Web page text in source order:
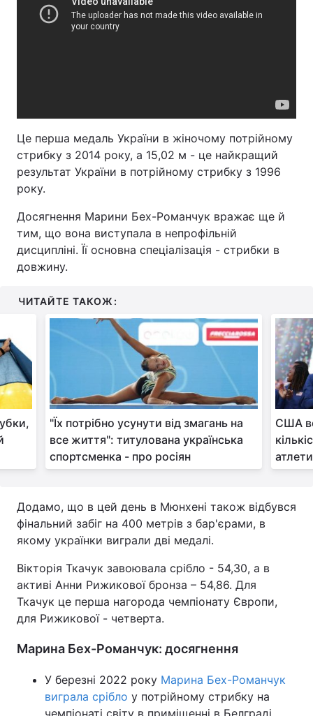
Це перша медаль України в жіночому потрійному
стрибку з 2014 року, а 15,02 м - це найкращий
результат України в потрійному стрибку з 1996
року.
Досягнення Марини Бех-Романчук вражає ще й
тим, що вона виступала в непрофільній
дисципліні. Її основна спеціалізація - стрибки в
довжину.
ЧИТАЙТЕ ТАКОЖ:
"Їх потрібно усунути від змагань на
все життя": титулована українська
спортсменка - про росіян
США
Додамо, що в цей день в Мюнхені також відбувся
фінальний забіг на 400 метрів з бар'єрами, в
якому українки виграли дві медалі.
Вікторія Ткачук завоювала срібло - 54,30, а в
активі Анни Рижикової бронза – 54,86. Для
Ткачук це перша нагорода чемпіонату Європи,
для Рижикової - четверта.
Марина Бех-Романчук: досягнення
У березні 2022 року Марина Бех-Романчук
виграла срібло у потрійному стрибку на
чемпіонаті світу в приміщенні в Белграді.